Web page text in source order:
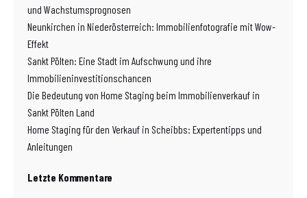
und Wachstumsprognosen
Neunkirchen in Niederösterreich: Immobilienfotografie mit Wow-
Effekt
Sankt Pölten: Eine Stadt im Aufschwung und ihre
Immobilieninvestitionschancen
Die Bedeutung von Home Staging beim Immobilienverkauf in
Sankt Pölten Land
Home Staging für den Verkauf in Scheibbs: Expertentipps und
Anleitungen
Letzte Kommentare